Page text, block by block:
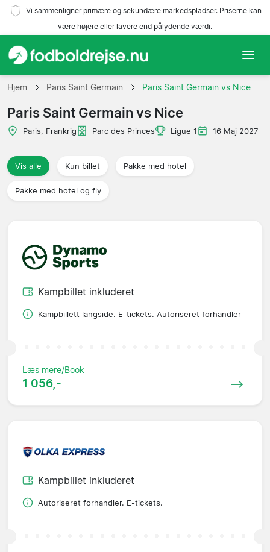
Vi sammenligner primære og sekundære markedspladser. Priserne kan
være højere eller lavere end pålydende værdi.
Hjem
Hold
Rejsebureauer
Hjem Paris Saint Germain Paris Saint Germain vs Nice
Paris Saint Germain vs Nice
Paris, Frankrig Parc des Princes Ligue 1 16 Maj 2027
Vis alle Kun billet Pakke med hotel
Pakke med hotel og fly
Kampbillet inkluderet
Kampbillett langside. E-tickets. Autoriseret forhandler
Læs mere/Book
1 056,-
Kampbillet inkluderet
Autoriseret forhandler. E-tickets.